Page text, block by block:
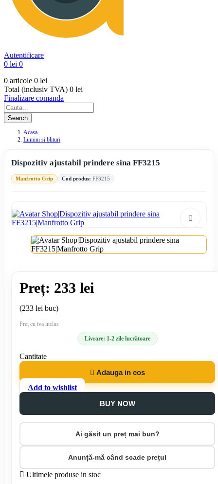
Autentificare
0 lei 0
0 articole 0 lei
Total (inclusiv TVA) 0 lei
Finalizare comanda
Search
Acasa
Lumini si blituri
Dispozitiv ajustabil prindere sina FF3215
Manfrotto Grip Cod produs: FF3215
Preț: 233 lei
(233 lei buc)
Preț cu tva inclus
Livrare: 1-2 zile lucrătoare
Cantitate
 Adauga in cos
Add to wishlist
BUY NOW
Ai găsit un preț mai bun?
Anunță-mă când scade prețul
 Ultimele produse in stoc